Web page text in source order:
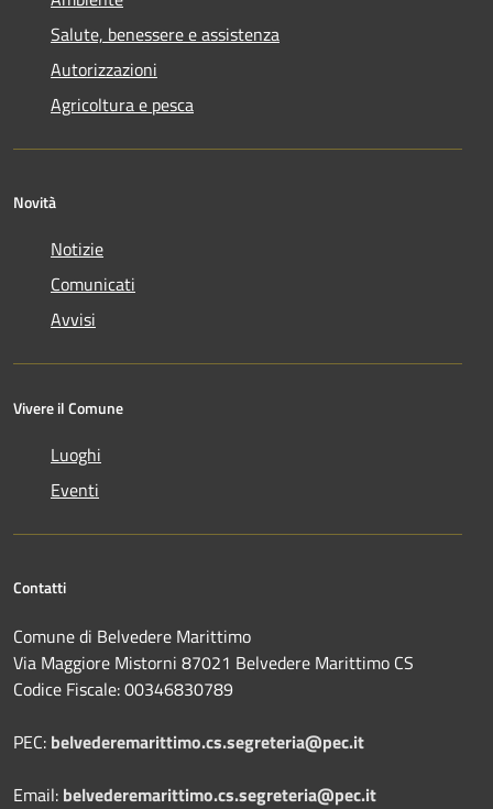
Salute, benessere e assistenza
Autorizzazioni
Agricoltura e pesca
Novità
Notizie
Comunicati
Avvisi
Vivere il Comune
Luoghi
Eventi
Contatti
Comune di Belvedere Marittimo
Via Maggiore Mistorni 87021 Belvedere Marittimo CS
Codice Fiscale: 00346830789
PEC: belvederemarittimo.cs.segreteria@pec.it
Email: belvederemarittimo.cs.segreteria@pec.it